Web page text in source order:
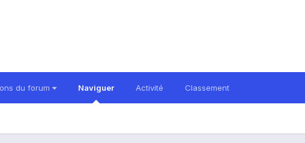
du forum Naviguer Activité Classement